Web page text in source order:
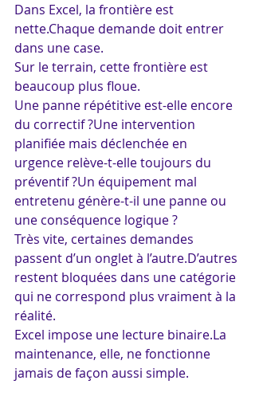
Dans Excel, la frontière est
nette.Chaque demande doit entrer
dans une case.
Sur le terrain, cette frontière est
beaucoup plus floue.
Une panne répétitive est-elle encore
du correctif ?Une intervention
planifiée mais déclenchée en
urgence relève-t-elle toujours du
préventif ?Un équipement mal
entretenu génère-t-il une panne ou
une conséquence logique ?
Très vite, certaines demandes
passent d’un onglet à l’autre.D’autres
restent bloquées dans une catégorie
qui ne correspond plus vraiment à la
réalité.
Excel impose une lecture binaire.La
maintenance, elle, ne fonctionne
jamais de façon aussi simple.